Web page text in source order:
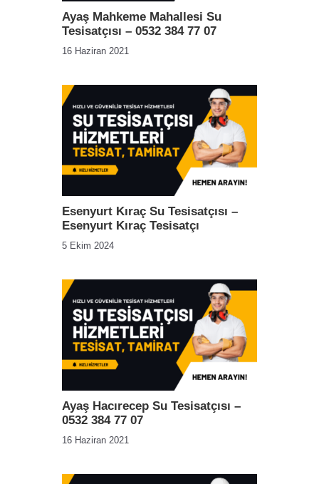
Ayaş Mahkeme Mahallesi Su
Tesisatçısı – 0532 384 77 07
16 Haziran 2021
Esenyurt Kıraç Su Tesisatçısı –
Esenyurt Kıraç Tesisatçı
5 Ekim 2024
Ayaş Hacırecep Su Tesisatçısı –
0532 384 77 07
16 Haziran 2021